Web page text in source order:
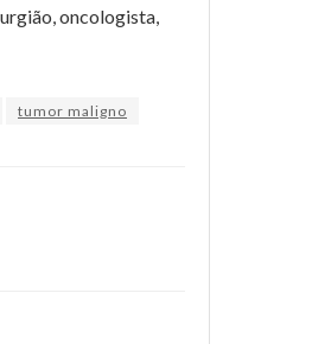
oncologista,
tumor maligno